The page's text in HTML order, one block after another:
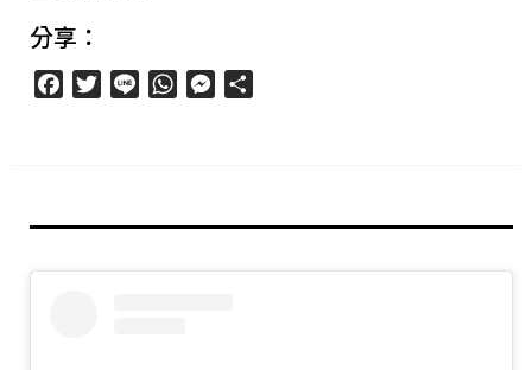
分享：
FacebookTwitter
Line WhatsAppMessenger